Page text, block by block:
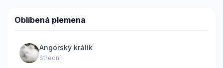
Oblíbená plemena
Angorský králík
Střední